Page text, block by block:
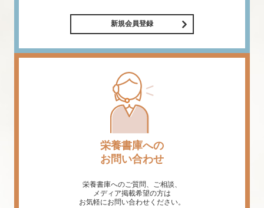
新規会員登録
栄養書庫への
お問い合わせ
栄養書庫へのご質問、ご相談、
メディア掲載希望の方は
お気軽にお問い合わせください。